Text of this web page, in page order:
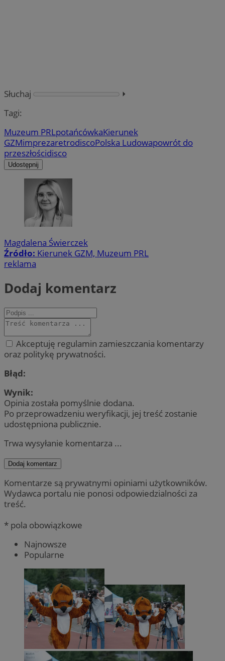
Słuchaj
⏵︎
Tagi:
Muzeum PRLpotańcówkaKierunek
GZMimprezaretrodiscoPolska Ludowapowrót do
przeszłościdisco
Udostępnij
Magdalena Świerczek
Źródło: Kierunek GZM, Muzeum PRL
reklama
Dodaj komentarz
Akceptuję regulamin zamieszczania komentarzy
oraz politykę prywatności.
Błąd:
Wynik:
Opinia została pomyślnie dodana.
Po przeprowadzeniu weryfikacji, jej treść zostanie
udostępniona publicznie.
Trwa wysyłanie komentarza ...
Dodaj komentarz
Komentarze są prywatnymi opiniami użytkowników.
Wydawca portalu nie ponosi odpowiedzialności za
treść.
* pola obowiązkowe
Najnowsze
Popularne